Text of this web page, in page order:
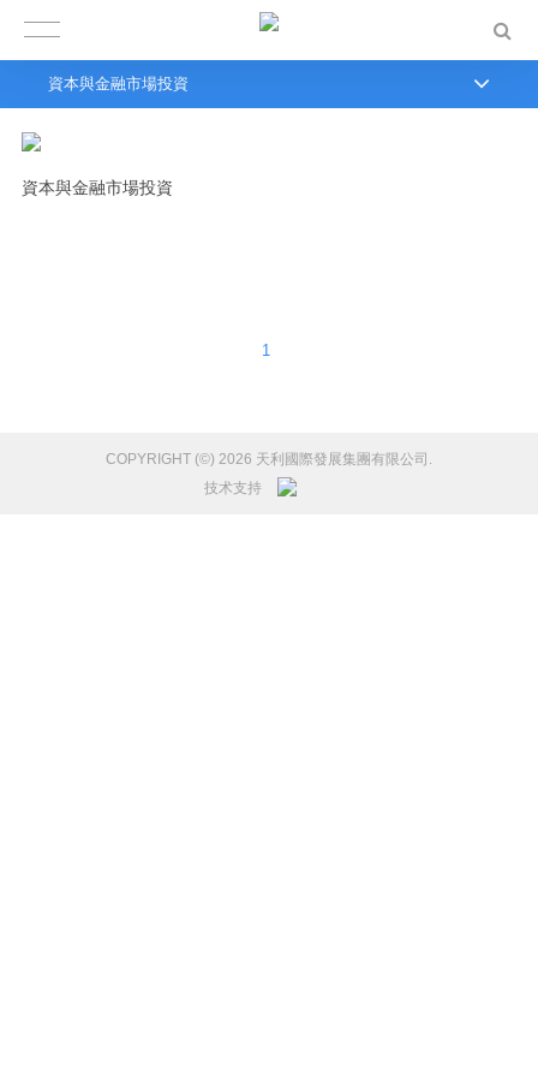
資本與金融市場投資
1
COPYRIGHT (©) 2026 天利國際發展集團有限公司.
技术支持
資本與金融市場投資